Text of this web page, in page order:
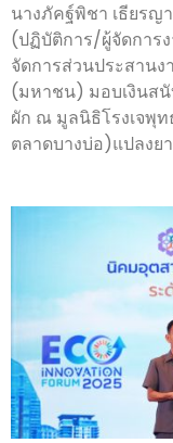
นางภัคฐ์พิชา เธียรญ
(ปฏิบัติการ/ผู้จัดการ
จัดการส่วนประสานง
(มหาชน) มอบเงินส
ผัก ณ มูลนิธิโรงเจพุ
ตลาดบางบ่อ)แปลงย